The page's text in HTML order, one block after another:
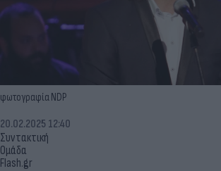
φωτογραφία NDP
Συντακτική
Ομάδα
Flash.gr
20.02.2025 12:40